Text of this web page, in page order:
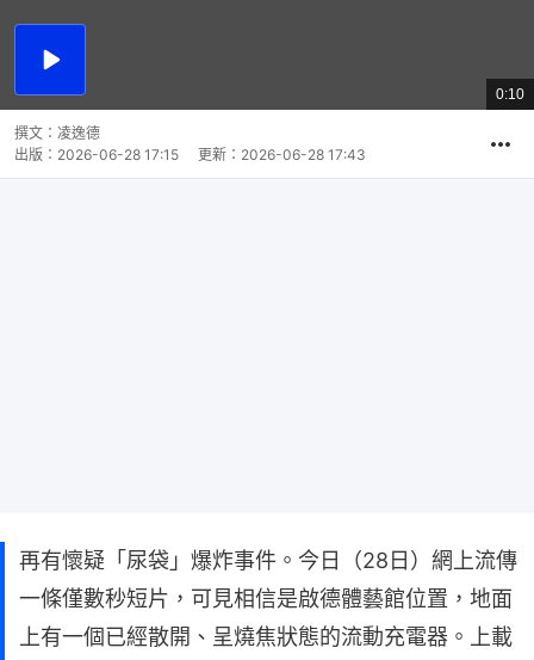
播
總
共
0:10
撰文： 凌逸德
出版： 2026-06-28 17:15 更新： 2026-06-28 17:43
再有懷疑「尿袋」爆炸事件。今日（28日）網上流傳
一條僅數秒短片，可見相信是啟德體藝館位置，地面
上有一個已經散開、呈燒焦狀態的流動充電器。上載